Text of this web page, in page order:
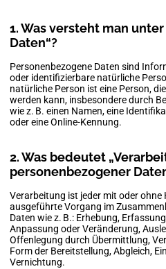
1. Was versteht man
Daten“?
Personenbezogene Daten sind
oder identifizierbare natürliche
natürliche Person ist eine Person,
werden kann, insbesondere durch
wie z. B. einen Namen, eine
oder eine Online-Kennung.
2. Was bedeutet
personenbezogener
Verarbeitung ist jeder mit oder
ausgeführte Vorgang im
Daten wie z. B.: Erhebung,
Anpassung oder Veränderung,
Offenlegung durch Übermittlung,
Form der Bereitstellung, Abgleich,
Vernichtung.